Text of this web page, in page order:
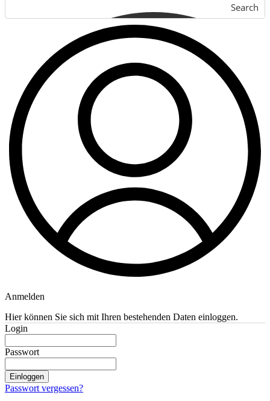
Search
Anmelden
Hier können Sie sich mit Ihren bestehenden Daten einloggen.
Login
Passwort
Einloggen
Passwort vergessen?